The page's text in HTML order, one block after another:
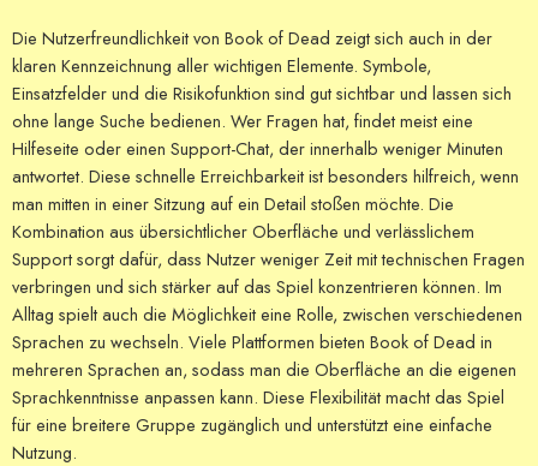
Die Nutzerfreundlichkeit von Book of Dead zeigt sich auch in der
klaren Kennzeichnung aller wichtigen Elemente. Symbole,
Einsatzfelder und die Risikofunktion sind gut sichtbar und lassen sich
ohne lange Suche bedienen. Wer Fragen hat, findet meist eine
Hilfeseite oder einen Support-Chat, der innerhalb weniger Minuten
antwortet. Diese schnelle Erreichbarkeit ist besonders hilfreich, wenn
man mitten in einer Sitzung auf ein Detail stoßen möchte. Die
Kombination aus übersichtlicher Oberfläche und verlässlichem
Support sorgt dafür, dass Nutzer weniger Zeit mit technischen Fragen
verbringen und sich stärker auf das Spiel konzentrieren können. Im
Alltag spielt auch die Möglichkeit eine Rolle, zwischen verschiedenen
Sprachen zu wechseln. Viele Plattformen bieten Book of Dead in
mehreren Sprachen an, sodass man die Oberfläche an die eigenen
Sprachkenntnisse anpassen kann. Diese Flexibilität macht das Spiel
für eine breitere Gruppe zugänglich und unterstützt eine einfache
Nutzung.